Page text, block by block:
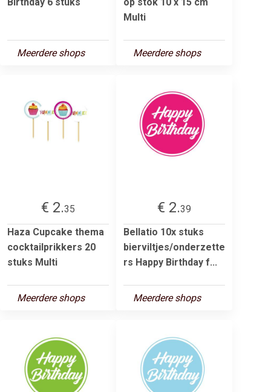
Meerdere shops
Multi
Meerdere shops
€ 2.35
Haza Cupcake thema
cocktailprikkers 20
stuks Multi
Meerdere shops
€ 2.39
Bellatio 10x stuks
bierviltjes/onderzette
rs Happy Birthday f...
Meerdere shops